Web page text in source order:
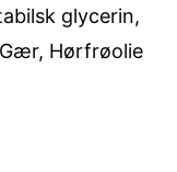
glycerin,
Hørfrøolie